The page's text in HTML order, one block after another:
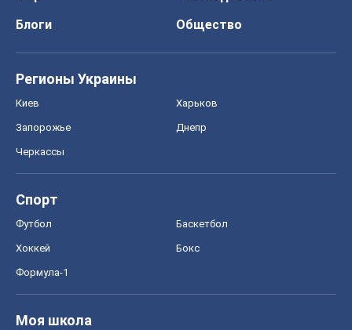
Блоги
Общество
Регионы Украины
Киев Харьков
Запорожье Днепр
Черкассы
Спорт
Футбол Баскетбол
Хоккей Бокс
Формула-1
Моя школа